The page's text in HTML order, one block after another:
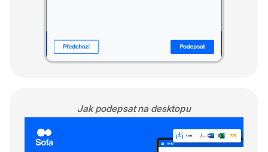
Jak podepsat na desktopu